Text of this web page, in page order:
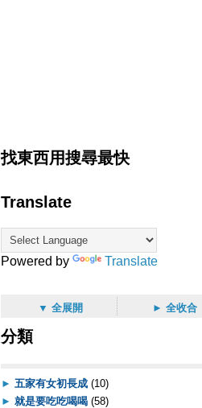
找東西用搜尋最快
Translate
Powered by Translate
▼ 全展開 ► 全收合
分類
► 五家有女初長成 (10)
► 就是要吃吃喝喝 (58)